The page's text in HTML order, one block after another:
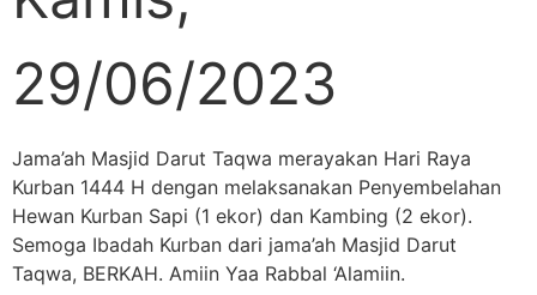
29/06/2023
Jama’ah Masjid Darut Taqwa merayakan Hari Raya
Kurban 1444 H dengan melaksanakan Penyembelahan
Hewan Kurban Sapi (1 ekor) dan Kambing (2 ekor).
Semoga Ibadah Kurban dari jama’ah Masjid Darut
Taqwa, BERKAH. Amiin Yaa Rabbal ‘Alamiin.